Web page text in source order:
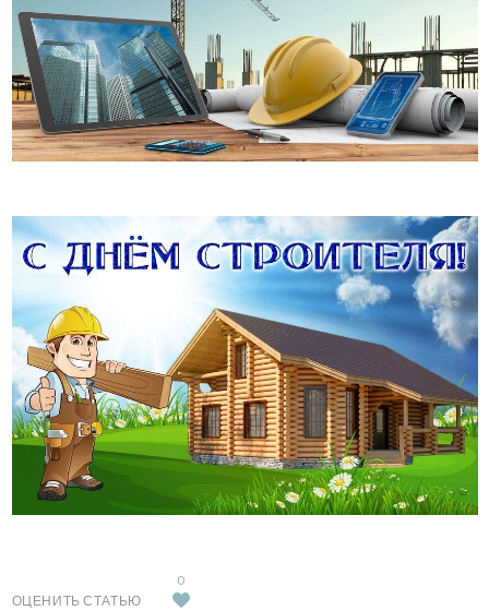
ОЦЕНИТЬ СТАТЬЮ
0